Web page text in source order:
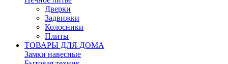
Дверки
Задвижки
Колосники
Плиты
ТОВАРЫ ДЛЯ ДОМА
Замки навесные